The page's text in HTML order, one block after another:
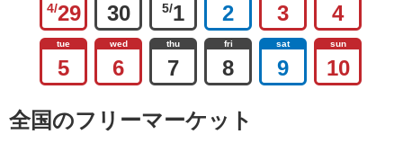
4/29 30 5/1 2 3 4
tue
5
wed
6
thu
7
fri
8
sat
9
sun
10
全国のフリーマーケット